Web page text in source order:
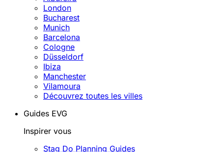
London
Bucharest
Munich
Barcelona
Cologne
Düsseldorf
Ibiza
Manchester
Vilamoura
Découvrez toutes les villes
Guides EVG
Inspirer vous
Stag Do Planning Guides